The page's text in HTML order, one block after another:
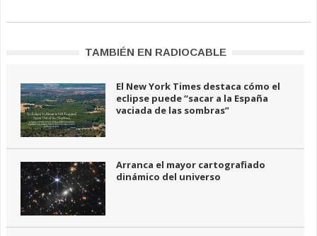
TAMBIÉN EN RADIOCABLE
El New York Times destaca cómo el
eclipse puede “sacar a la España
vaciada de las sombras”
Arranca el mayor cartografiado
dinámico del universo